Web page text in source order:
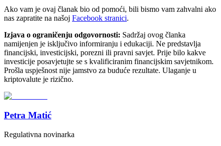
Ako vam je ovaj članak bio od pomoći, bili bismo vam zahvalni ako
nas zapratite na našoj Facebook stranici.
Izjava o ograničenju odgovornosti: Sadržaj ovog članka
namijenjen je isključivo informiranju i edukaciji. Ne predstavlja
financijski, investicijski, porezni ili pravni savjet. Prije bilo kakve
investicije posavjetujte se s kvalificiranim financijskim savjetnikom.
Prošla uspješnost nije jamstvo za buduće rezultate. Ulaganje u
kriptovalute je rizično.
Petra Matić
Regulativna novinarka